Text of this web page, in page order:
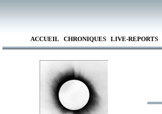
ACCUEIL CHRONIQUES LIVE-REPORTS